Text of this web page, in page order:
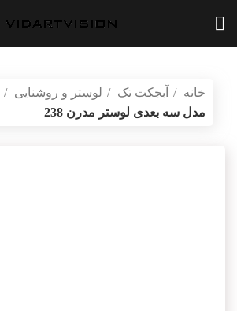
خانه آبجکت تک لوستر و روشنایی
مدل سه بعدی لوستر مدرن 238